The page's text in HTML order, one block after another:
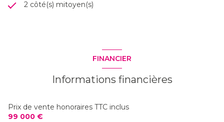
2 côté(s) mitoyen(s)
FINANCIER
Informations financières
Prix de vente honoraires TTC inclus
99 000 €